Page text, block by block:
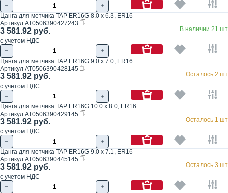
Цанга для метчика TAP ER16G 8.0 x 6.3, ER16
Артикул AT0506390427243
3 581.92 руб.
с учетом НДС
В наличии 21 шт
Цанга для метчика TAP ER16G 9.0 x 7.0, ER16
Артикул AT0506390428145
3 581.92 руб.
с учетом НДС
Осталось 2 шт
Цанга для метчика TAP ER16G 10.0 x 8.0, ER16
Артикул AT0506390429145
3 581.92 руб.
с учетом НДС
Осталось 1 шт
Цанга для метчика TAP ER16G 9.0 x 7.1, ER16
Артикул AT0506390445145
3 581.92 руб.
с учетом НДС
Осталось 3 шт